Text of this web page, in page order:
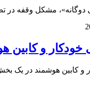
مشکل وقفه در
خودکار و
و کابین هوشمند در یک